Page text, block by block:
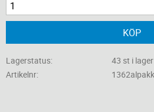
KÖP
Lagerstatus
43 st i lager
Artikelnr